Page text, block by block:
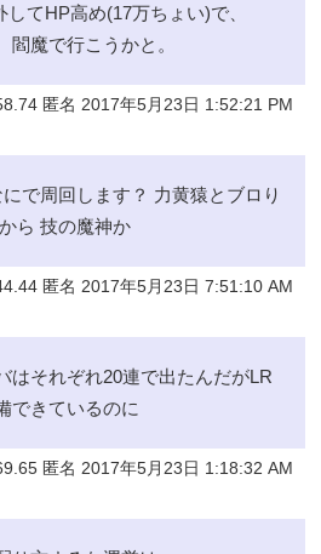
てHP高め(17万ちょい)で、
閻魔で行こうかと。
匿名 2017年5月23日 1:52:21 PM
で周回します？ 力黄猿とブロり
ら 技の魔神か
匿名 2017年5月23日 7:51:10 AM
はそれぞれ20連で出たんだがLR
できているのに
匿名 2017年5月23日 1:18:32 AM